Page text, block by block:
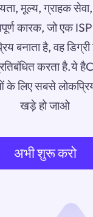
मूल्य, ग्राहक
कारक, जो एक
बनाता है, वह
करता है.ये
के लिए सबसे
खड़े हो जाओ
अभी शुरू करो